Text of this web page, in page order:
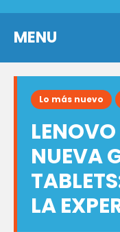
MENU
Lo más nuevo
LENOVO
NUEVA
LA